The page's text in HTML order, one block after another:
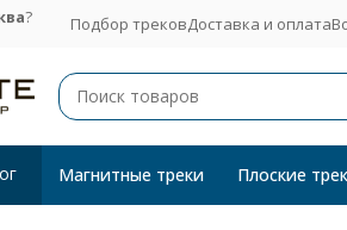
? Подбор трековДоставка и оплата
Магнитные треки Плоские